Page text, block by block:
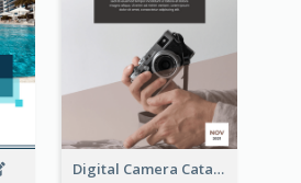
Digital Camera Catalog